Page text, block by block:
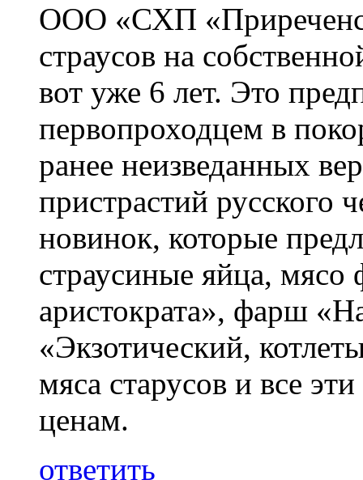
ООО «СХП
страусов на
вот уже 6 лет. Это
первопроходцем в
ранее неизведанных
пристрастий русского
новинок, которые
страусиные яйца, мясо
аристократа», фарш
«Экзотический,
мяса старусов и все
ценам.
ответить